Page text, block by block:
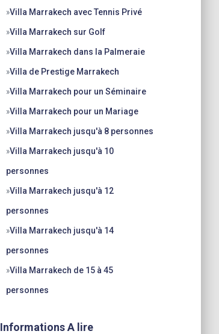
»Villa Marrakech avec Tennis Privé
»Villa Marrakech sur Golf
»Villa Marrakech dans la Palmeraie
»Villa de Prestige Marrakech
»Villa Marrakech pour un Séminaire
»Villa Marrakech pour un Mariage
»Villa Marrakech jusqu'à 8 personnes
»Villa Marrakech jusqu'à 10
personnes
»Villa Marrakech jusqu'à 12
personnes
»Villa Marrakech jusqu'à 14
personnes
»Villa Marrakech de 15 à 45
personnes
Informations A lire